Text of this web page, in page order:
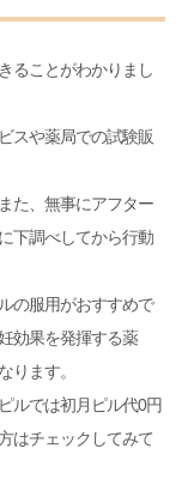
ることがわかりまし
スや薬局での試験販
た、無事にアフター
下調べしてから行動
の服用がおすすめで
効果を発揮する薬
ります。
ルでは初月ピル代0円
はチェックしてみて